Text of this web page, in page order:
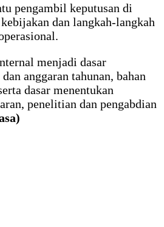
pengambil keputusan di
dan langkah-langkah
menjadi dasar
anggaran tahunan, bahan
dasar menentukan
penelitian dan pengabdian